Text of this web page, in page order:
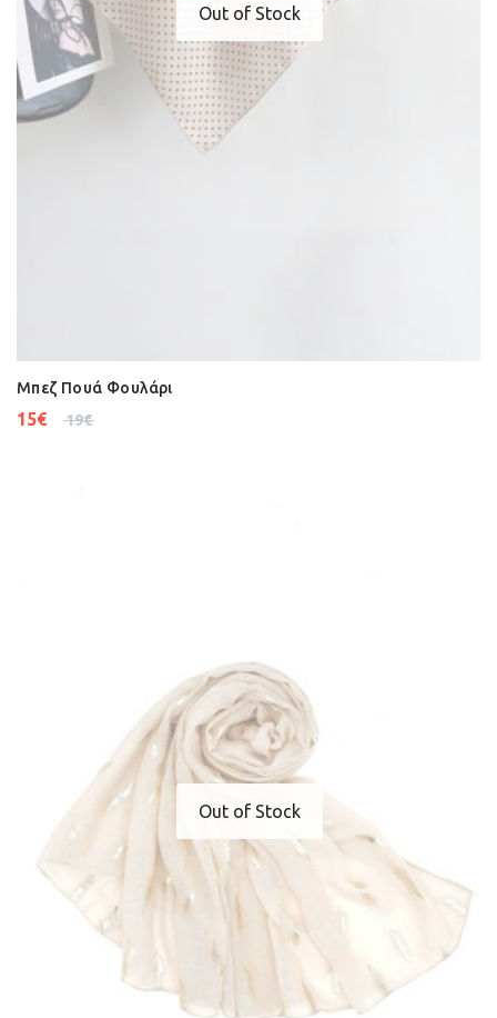
Out of Stock
Μπεζ Πουά Φουλάρι
19€
15€
Out of Stock